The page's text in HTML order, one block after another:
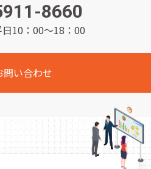
8660
10：00～18：00
問い合わせ